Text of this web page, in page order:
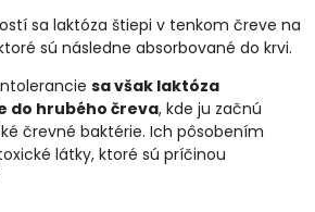
sa laktóza štiepi v tenkom čreve na
sú následne absorbované do krvi.
sa však laktóza
do hrubého čreva, kde ju začnú
črevné baktérie. Ich pôsobením
látky, ktoré sú príčinou